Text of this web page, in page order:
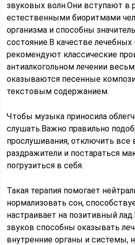
звуковых волн.Они вступают в
естественными биоритмами
организма и способны
состояние.В качестве
рекомендуют классические
антиалкогольном лечении
оказываются песенные
текстовым содержанием.
Чтобы музыка приносила
слушать.Важно правильно
прослушивания, отключить все
раздражители и постараться
погрузиться в себя.
Такая терапия помогает
нормализовать сон,
настраивает на позитивный
звуков способны оказывать
внутренние органы и системы,